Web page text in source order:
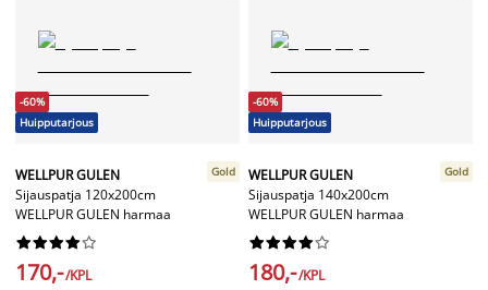
-60%
Huipputarjous
WELLPUR GULEN
Sijauspatja 120x200cm
WELLPUR GULEN harmaa
Gold






170,-/KPL
-60%
Huipputarjous
WELLPUR GULEN
Sijauspatja 140x200cm
WELLPUR GULEN harmaa
Gold






180,-/KPL